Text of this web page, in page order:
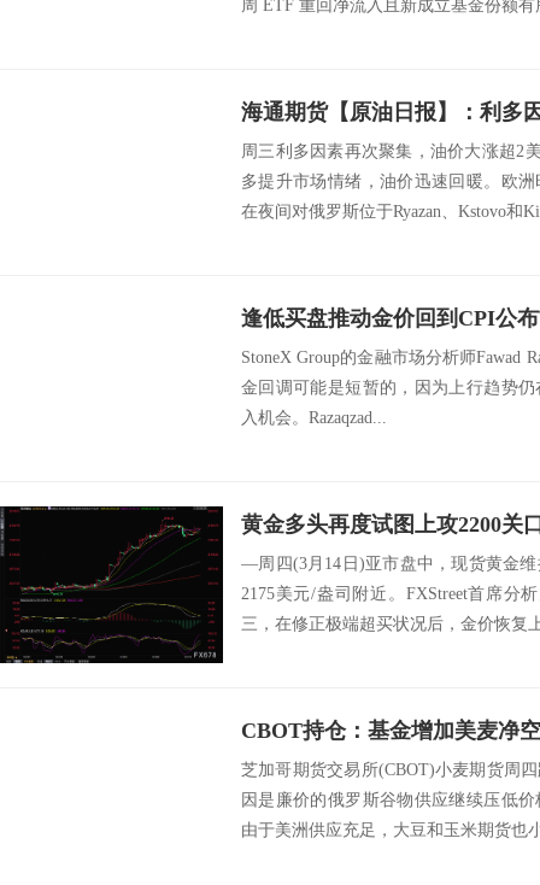
周 ETF 重回净流入且新成立基金份额
周三利多因素再次聚集，油价大涨超2
多提升市场情绪，油价迅速回暖。欧
在夜间对俄罗斯位于Ryazan、Kstovo和
逢低买盘推动金价回到CPI公
StoneX Group的金融市场分析师Fawad
金回调可能是短暂的，因为上行趋势
入机会。Razaqzad...
黄金多头再度试图上攻2200关
—周四(3月14日)亚市盘中，现货黄金
2175美元/盎司附近。FXStreet首席分
三，在修正极端超买状况后，金价恢复
芝加哥期货交易所(CBOT)小麦期货周
因是廉价的俄罗斯谷物供应继续压低
由于美洲供应充足，大豆和玉米期货也